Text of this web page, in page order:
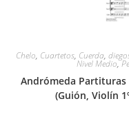
Chelo, Cuartetos, Cuerda,
Nivel Medio,
Andrómeda
(Guión, Violín